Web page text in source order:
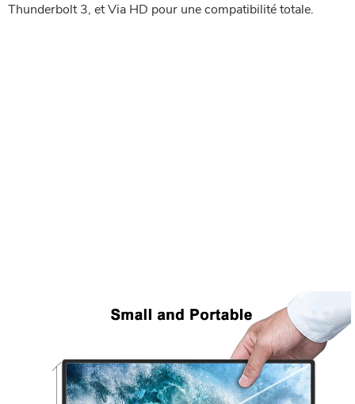
Thunderbolt 3, et Via HD pour une compatibilité totale.